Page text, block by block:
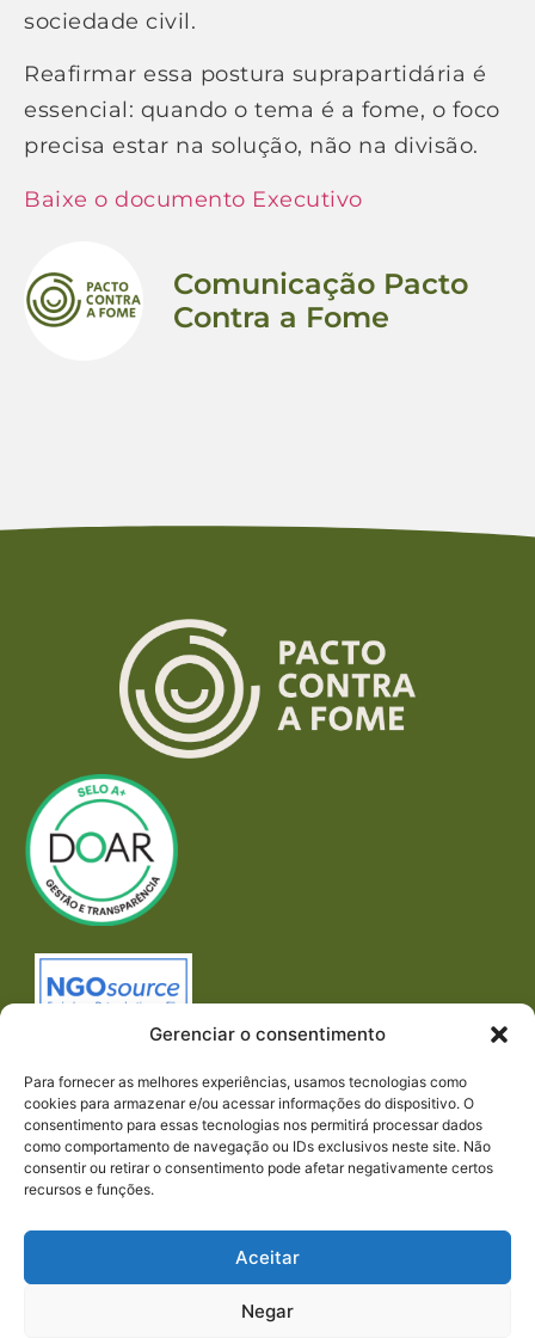
Gerenciar o consentimento
Para fornecer as melhores experiências, usamos tecnologias como
cookies para armazenar e/ou acessar informações do dispositivo. O
consentimento para essas tecnologias nos permitirá processar dados
como comportamento de navegação ou IDs exclusivos neste site. Não
consentir ou retirar o consentimento pode afetar negativamente certos
recursos e funções.
Aceitar
Negar
sociedade civil.
Reafirmar essa postura suprapartidária é
essencial: quando o tema é a fome, o foco
precisa estar na solução, não na divisão.
Baixe o documento Executivo
Comunicação Pacto
Contra a Fome
REDES SOCIAIS